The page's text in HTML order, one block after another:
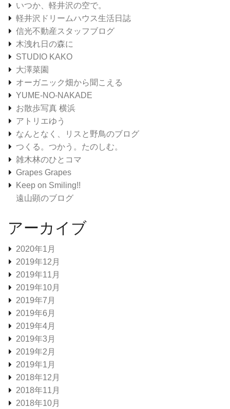
いつか、軽井沢の空で。
軽井沢ドリームハウス生活日誌
信光不動産スタッフブログ
木洩れ日の森に
STUDIO KAKO
大澤菜園
オーガニック畑から聞こえる
YUME-NO-NAKADE
お散歩写真 横浜
アトリエゆう
なんとなく、リスと野鳥のブログ
つくる。つかう。たのしむ。
雑木林のひとコマ
Grapes Grapes
Keep on Smiling!!
遠山顕のブログ
アーカイブ
2020年1月
2019年12月
2019年11月
2019年10月
2019年7月
2019年6月
2019年4月
2019年3月
2019年2月
2019年1月
2018年12月
2018年11月
2018年10月